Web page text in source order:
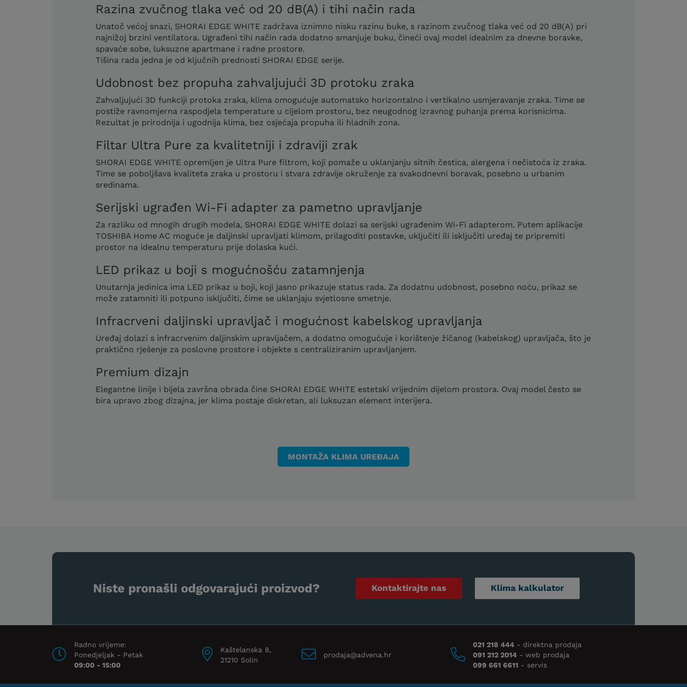
Razina zvučnog tlaka već od 20 dB(A) i tihi način rada
Unatoč većoj snazi, SHORAI EDGE WHITE zadržava iznimno nisku razinu buke, s razinom zvučnog tlaka već od 20 dB(A) pri
najnižoj brzini ventilatora. Ugrađeni tihi način rada dodatno smanjuje buku, čineći ovaj model idealnim za dnevne boravke,
spavaće sobe, luksuzne apartmane i radne prostore.
Tišina rada jedna je od ključnih prednosti SHORAI EDGE serije.
Udobnost bez propuha zahvaljujući 3D protoku zraka
Zahvaljujući 3D funkciji protoka zraka, klima omogućuje automatsko horizontalno i vertikalno usmjeravanje zraka. Time se
postiže ravnomjerna raspodjela temperature u cijelom prostoru, bez neugodnog izravnog puhanja prema korisnicima.
Rezultat je prirodnija i ugodnija klima, bez osjećaja propuha ili hladnih zona.
Filtar Ultra Pure za kvalitetniji i zdraviji zrak
SHORAI EDGE WHITE opremljen je Ultra Pure filtrom, koji pomaže u uklanjanju sitnih čestica, alergena i nečistoća iz zraka.
Time se poboljšava kvaliteta zraka u prostoru i stvara zdravije okruženje za svakodnevni boravak, posebno u urbanim
sredinama.
Serijski ugrađen Wi-Fi adapter za pametno upravljanje
Za razliku od mnogih drugih modela, SHORAI EDGE WHITE dolazi sa serijski ugrađenim Wi-Fi adapterom. Putem aplikacije
TOSHIBA Home AC moguće je daljinski upravljati klimom, prilagoditi postavke, uključiti ili isključiti uređaj te pripremiti
prostor na idealnu temperaturu prije dolaska kući.
LED prikaz u boji s mogućnošću zatamnjenja
Unutarnja jedinica ima LED prikaz u boji, koji jasno prikazuje status rada. Za dodatnu udobnost, posebno noću, prikaz se
može zatamniti ili potpuno isključiti, čime se uklanjaju svjetlosne smetnje.
Infracrveni daljinski upravljač i mogućnost kabelskog upravljanja
Uređaj dolazi s infracrvenim daljinskim upravljačem, a dodatno omogućuje i korištenje žičanog (kabelskog) upravljača, što je
praktično rješenje za poslovne prostore i objekte s centraliziranim upravljanjem.
Premium dizajn
Elegantne linije i bijela završna obrada čine SHORAI EDGE WHITE estetski vrijednim dijelom prostora. Ovaj model često se
bira upravo zbog dizajna, jer klima postaje diskretan, ali luksuzan element interijera.
MONTAŽA KLIMA UREĐAJA
Niste pronašli odgovarajući proizvod? Kontaktirajte nas Klima kalkulator
Radno vrijeme:
Ponedjeljak - Petak
09:00 - 15:00
Kaštelanska 8,
21210 Solin
prodaja@advena.hr
021 218 444 - direktna prodaja
091 212 2014 - web prodaja
099 661 6611 - servis